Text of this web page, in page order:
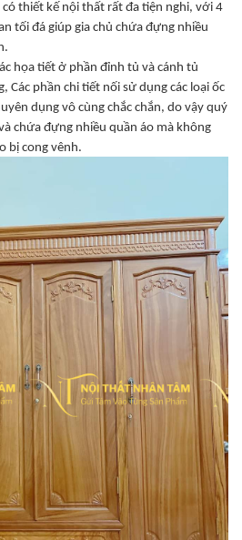
có thiết kế nội thất rất đa tiện nghi, với 4
tối đá giúp gia chủ chứa đựng nhiều
họa tiết ở phần đỉnh tủ và cánh tủ
Các phần chi tiết nối sử dụng các loại ốc
dụng vô cùng chắc chắn, do vậy quý
chứa đựng nhiều quần áo mà không
bị cong vênh.